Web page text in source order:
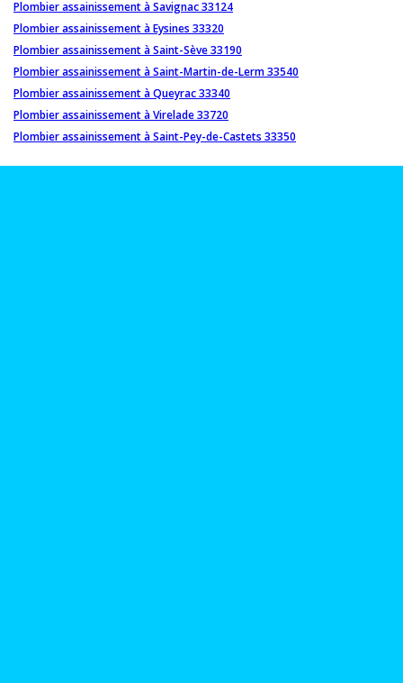
Plombier assainissement à Savignac 33124
Plombier assainissement à Eysines 33320
Plombier assainissement à Saint-Sève 33190
Plombier assainissement à Saint-Martin-de-Lerm 33540
Plombier assainissement à Queyrac 33340
Plombier assainissement à Virelade 33720
Plombier assainissement à Saint-Pey-de-Castets 33350